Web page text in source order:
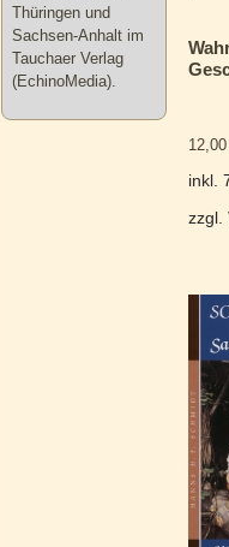
inkl.
zzgl.
Thüringen und
Sachsen-Anhalt im
Tauchaer Verlag
(EchinoMedia).